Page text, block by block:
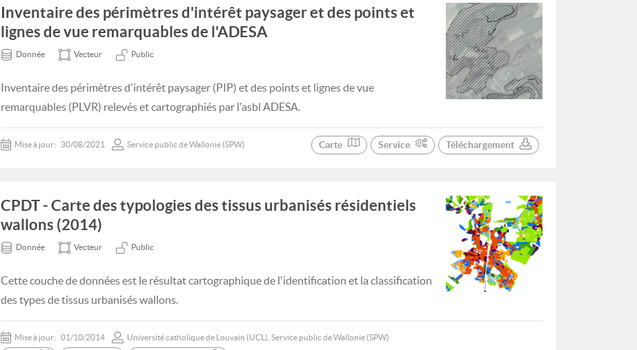
Inventaire des périmètres d'intérêt paysager et des points et
lignes de vue remarquables de l'ADESA
Donnée Vecteur Public
Inventaire des périmètres d'intérêt paysager (PIP) et des points et lignes de vue
remarquables (PLVR) relevés et cartographiés par l'asbl ADESA.
Mise à jour: 30/08/2021 Service public de Wallonie (SPW) Carte Service Téléchargement
CPDT - Carte des typologies des tissus urbanisés résidentiels
wallons (2014)
Donnée Vecteur Public
Cette couche de données est le résultat cartographique de l'identification et la classification
des types de tissus urbanisés wallons.
Mise à jour: 01/10/2014 Université catholique de Louvain (UCL), Service public de Wallonie (SPW)